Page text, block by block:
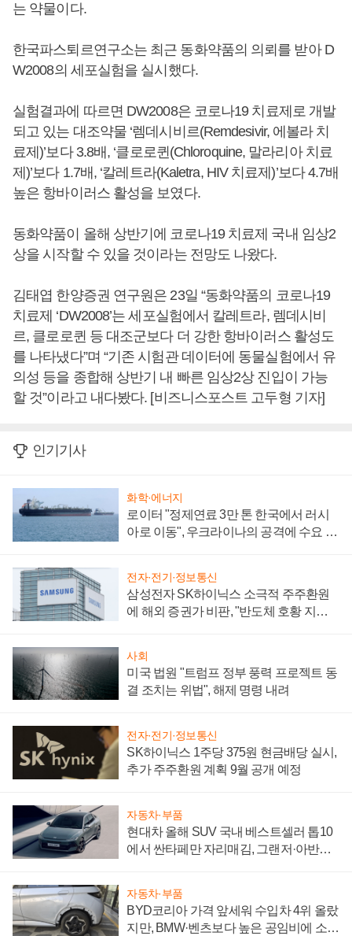
는 약물이다.
한국파스퇴르연구소는 최근 동화약품의 의뢰를 받아 D
W2008의 세포실험을 실시했다.
실험결과에 따르면 DW2008은 코로나19 치료제로 개발
되고 있는 대조약물 ‘렘데시비르(Remdesivir, 에볼라 치
료제)’보다 3.8배, ‘클로로퀸(Chloroquine, 말라리아 치료
제)’보다 1.7배, ‘칼레트라(Kaletra, HIV 치료제)’보다 4.7배
높은 항바이러스 활성을 보였다.
동화약품이 올해 상반기에 코로나19 치료제 국내 임상2
상을 시작할 수 있을 것이라는 전망도 나왔다.
김태엽 한양증권 연구원은 23일 “동화약품의 코로나19
치료제 ‘DW2008’는 세포실험에서 칼레트라, 렘데시비
르, 클로로퀸 등 대조군보다 더 강한 항바이러스 활성도
를 나타냈다”며 “기존 시험관 데이터에 동물실험에서 유
의성 등을 종합해 상반기 내 빠른 임상2상 진입이 가능
할 것”이라고 내다봤다. [비즈니스포스트 고두형 기자]
인기기사
화학·에너지
로이터 "정제연료 3만 톤 한국에서 러시
아로 이동", 우크라이나의 공격에 수요 늘
전자·전기·정보통신
삼성전자 SK하이닉스 소극적 주주환원
에 해외 증권가 비판, "반도체 호황 지속
사회
미국 법원 "트럼프 정부 풍력 프로젝트 동
결 조치는 위법", 해제 명령 내려
전자·전기·정보통신
SK하이닉스 1주당 375원 현금배당 실시,
추가 주주환원 계획 9월 공개 예정
자동차·부품
현대차 올해 SUV 국내 베스트셀러 톱10
에서 싼타페만 자리매김, 그랜저·아반떼
자동차·부품
BYD코리아 가격 앞세워 수입차 4위 올랐
지만, BMW·벤츠보다 높은 공임비에 소비